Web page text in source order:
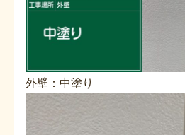
外壁：中塗り